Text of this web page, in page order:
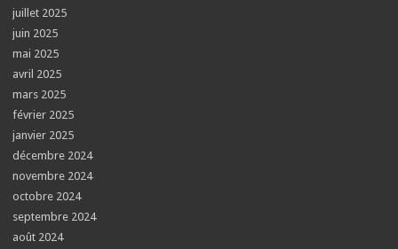
juillet 2025
juin 2025
mai 2025
avril 2025
mars 2025
février 2025
janvier 2025
décembre 2024
novembre 2024
octobre 2024
septembre 2024
août 2024